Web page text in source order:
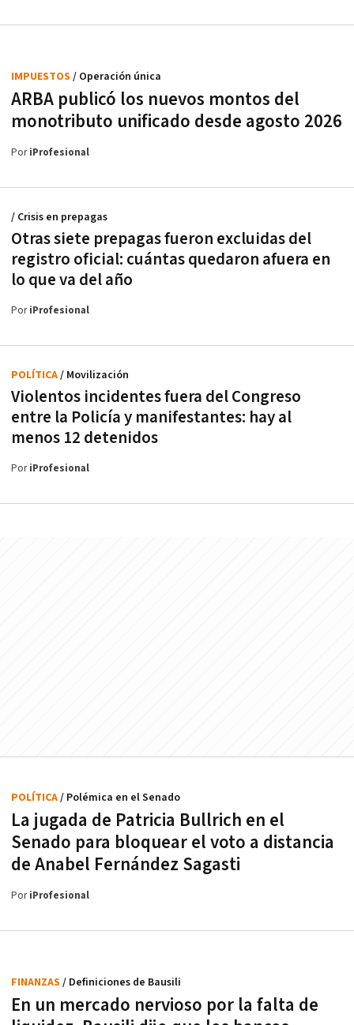
ARBA publicó los nuevos montos del
monotributo unificado desde agosto 2026
IMPUESTOS / Operación única
PoriProfesional
Otras siete prepagas fueron excluidas del
registro oficial: cuántas quedaron afuera en
lo que va del año
/ Crisis en prepagas
PoriProfesional
Violentos incidentes fuera del Congreso
entre la Policía y manifestantes: hay al
menos 12 detenidos
POLÍTICA/ Movilización
PoriProfesional
La jugada de Patricia Bullrich en el
Senado para bloquear el voto a distancia
de Anabel Fernández Sagasti
POLÍTICA/ Polémica en el Senado
PoriProfesional
En un mercado nervioso por la falta de
FINANZAS / Definiciones de Bausili